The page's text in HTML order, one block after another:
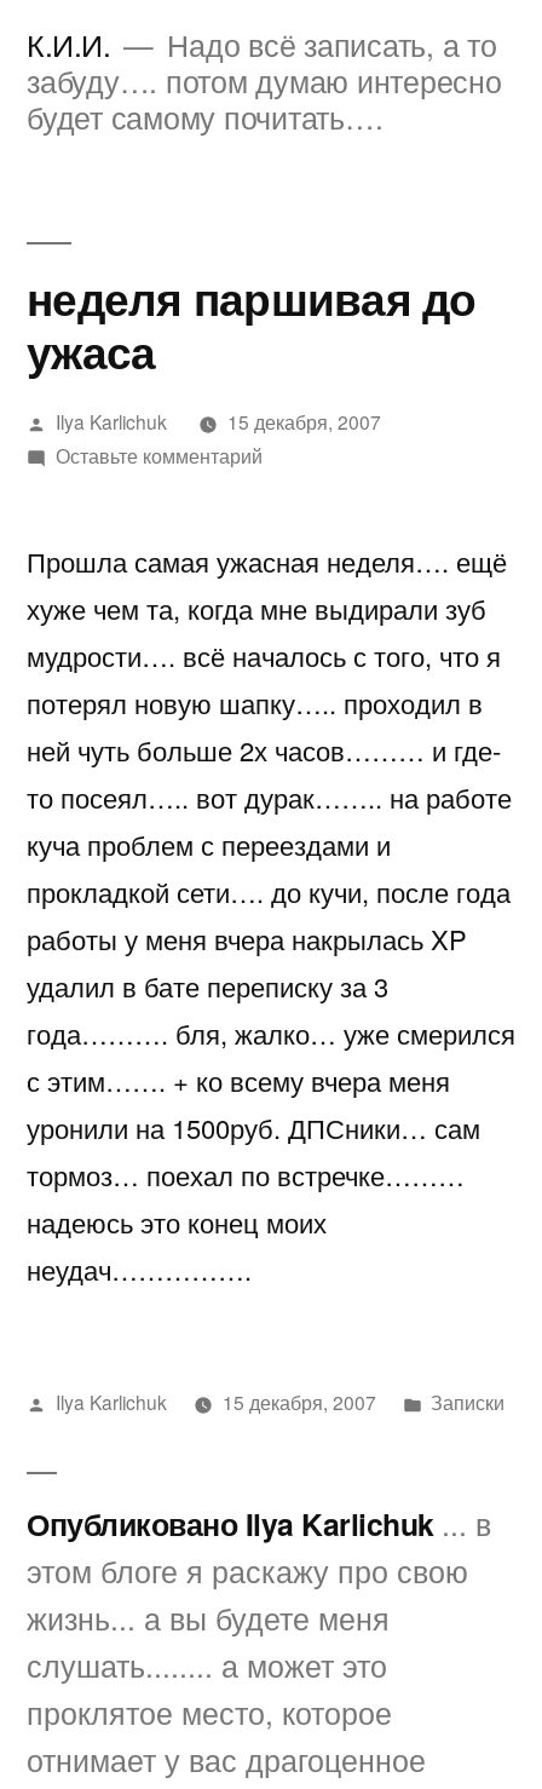
содержимому
К.И.И.
Надо всё записать, а то
забуду…. потом думаю интересно
будет самому почитать….
неделя паршивая до
ужаса
Написано
автором
Ilya Karlichuk
15 декабря, 2007
Оставьте комментарийк
до
Прошла самая ужасная неделя…. ещё
хуже чем та, когда мне выдирали зуб
мудрости…. всё началось с того, что я
потерял новую шапку….. проходил в
ней чуть больше 2х часов……… и где-
то посеял….. вот дурак…….. на работе
куча проблем с переездами и
прокладкой сети…. до кучи, после года
работы у меня вчера накрылась XP
удалил в бате переписку за 3
года………. бля, жалко… уже смерился
с этим……. + ко всему вчера меня
уронили на 1500руб. ДПСники… сам
тормоз… поехал по встречке………
надеюсь это конец моих
неудач…………….
Написано
Ilya Karlichuk 15 декабря, 2007
Написано
Записки
Опубликовано Ilya Karlichuk ... в
этом блоге я раскажу про свою
жизнь... а вы будете меня
слушать........ а может это
проклятое место, которое
отнимает у вас драгоценное